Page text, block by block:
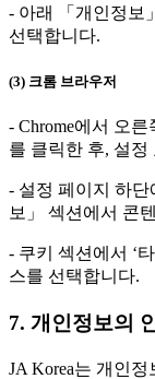
- 아래 「개인정보
선택합니다.
(3) 크롬 브라우저
- Chrome에서 오
를 클릭한 후, 설정
- 설정 페이지 하단
보」 섹션에서 콘
- 쿠키 섹션에서 ‘
스를 선택합니다.
7. 개인정보의
JA Korea는 개인